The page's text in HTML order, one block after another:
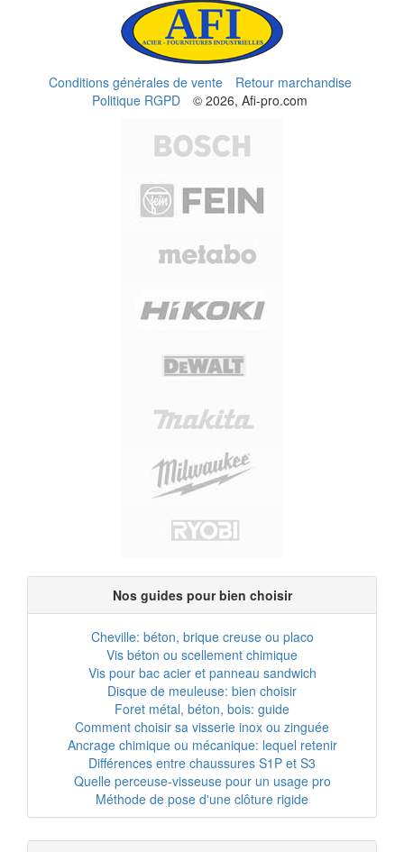
Conditions générales de vente
Retour marchandise
Politique RGPD
© 2026, Afi-pro.com
Nos guides pour bien choisir
Cheville: béton, brique creuse ou placo
Vis béton ou scellement chimique
Vis pour bac acier et panneau sandwich
Disque de meuleuse: bien choisir
Foret métal, béton, bois: guide
Comment choisir sa visserie inox ou zinguée
Ancrage chimique ou mécanique: lequel retenir
Différences entre chaussures S1P et S3
Quelle perceuse-visseuse pour un usage pro
Méthode de pose d'une clôture rigide